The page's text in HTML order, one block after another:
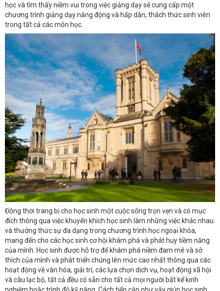
học và tìm thấy niềm vui trong việc giảng dạy sẽ cung cấp một
chương trình giảng dạy năng động và hấp dẫn, thách thức sinh viên
trong tất cả các môn học.
Đồng thời trang bị cho học sinh một cuộc sống trọn vẹn và có mục
đích thông qua việc khuyến khích học sinh làm những việc khác nhau
và thưởng thức sự đa dạng trong chương trình học ngoại khóa,
mang đến cho các học sinh cơ hội khám phá và phát huy tiềm năng
của mình. Học sinh được hỗ trợ để khám phá niềm đam mê và sở
thích của mình và phát triển chúng lên mức cao nhất thông qua các
hoạt động về văn hóa, giải trí, các lựa chọn dịch vụ, hoạt động xã hội
và câu lạc bộ, tất cả đều có sẵn cho tất cả mọi người bất kể kinh